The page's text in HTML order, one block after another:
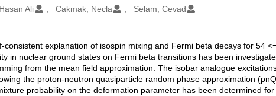
Ali Cakmak, Necla Selam, Cevad
consistent explanation of isospin mixing and Fermi beta decays for 54
in nuclear ground states on Fermi beta transitions has been
from the mean field approximation. The isobar analogue
the proton-neutron quasiparticle random phase approximation
probability on the deformation parameter has been determined